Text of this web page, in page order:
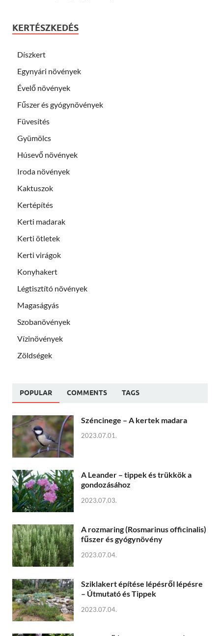
KERTÉSZKEDÉS
Díszkert
Egynyári növények
Évelő növények
Fűszer és gyógynövények
Füvesítés
Gyümölcs
Húsevő növények
Iroda növények
Kaktuszok
Kertépítés
Kerti madarak
Kerti ötletek
Kerti virágok
Konyhakert
Légtisztító növények
Magaságyás
Szobanövények
Vízinövények
Zöldségek
POPULAR COMMENTS TAGS
Széncinege – A kertek madara
2023.07.01.
A Leander – tippek és trükkök a
gondozásához
2023.07.03.
A rozmaring (Rosmarinus officinalis)
fűszer és gyógynövény
2023.07.04.
Sziklakert építése lépésről lépésre
– Útmutató és Tippek
2023.07.04.